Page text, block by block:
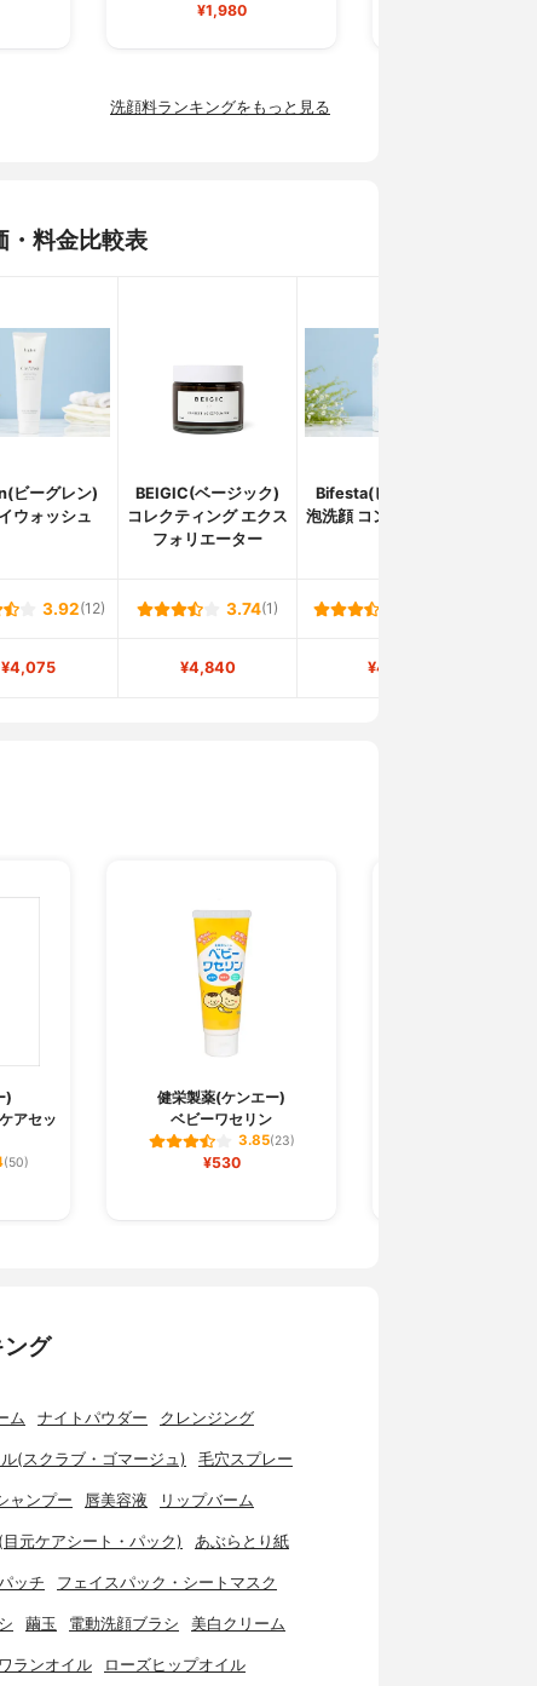
¥1,980
洗顔料ランキングをもっと見る
・料金比較表
ビーグレン)
ウォッシュ
BEIGIC(ベージック)
コレクティング エクス
フォリエーター
Bifesta(ビフェスタ)
泡洗顔 コントロールケ
3.92(12) 3.74(1)
¥4,075 ¥4,840 ¥498
)
アセッ
(50)
健栄製薬(ケンエー)
ベビーワセリン
3.85(23)
¥530
グ
ム ナイトパウダー クレンジング
(スクラブ・ゴマージュ) 毛穴スプレー
ャンプー 唇美容液 リップバーム
元ケアシート・パック) あぶらとり紙
ッチ フェイスパック・シートマスク
繭玉 電動洗顔ブラシ 美白クリーム
ランオイル ローズヒップオイル